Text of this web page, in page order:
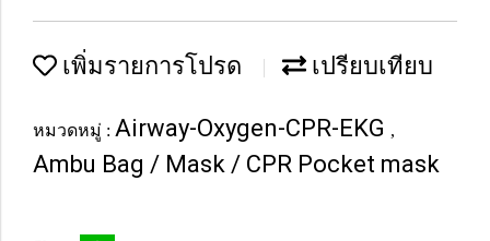
เพิ่มรายการโปรด เปรียบเทียบ
หมวดหมู่ : Airway-Oxygen-CPR-EKG ,
Ambu Bag / Mask / CPR Pocket mask